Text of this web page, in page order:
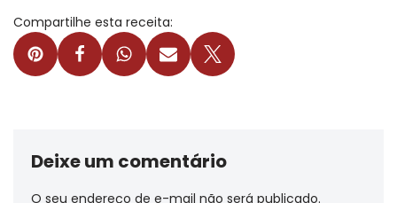
Compartilhe esta receita:
Deixe um comentário
O seu endereço de e-mail não será publicado.